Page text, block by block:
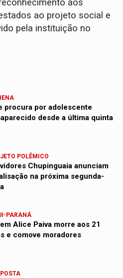
aos
ao projeto social e
pela instituição no
procura por adolescente
desde a última quinta
POLÊMICO
Chupinguaia anunciam
na próxima segunda-
PARANÁ
Alice Paiva morre aos 21
e comove moradores